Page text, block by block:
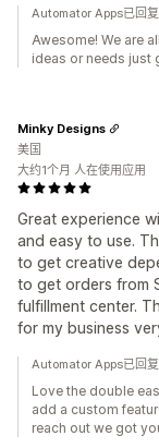
Automator Apps已回
Awesome! We are
ideas or needs just
Great experience
and easy to use.
to get creative
to get orders from
fulfillment center.
for my business
Minky Designs
美国
大约1个月 人在使用应用
Automator Apps已回
Love the double
add a custom
reach out we got